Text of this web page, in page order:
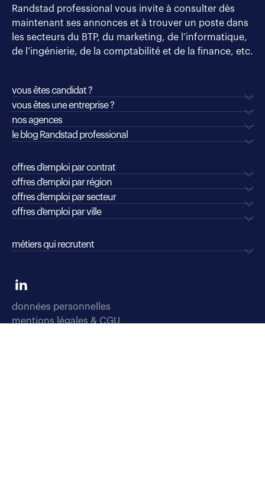
Randstad professional vous invite à consulter dès
maintenant ses annonces et à trouver un poste dans
les secteurs du BTP, du marketing, de l’informatique,
de l’ingénierie, de la comptabilité et de la finance, etc.
vous êtes candidat ?
vous êtes une entreprise ?
nos agences
le blog Randstad professional
offres d'emploi par contrat
offres d'emploi par région
offres d'emploi par secteur
offres d’emploi par ville
métiers qui recrutent
données personnelles
mentions légales & CGU